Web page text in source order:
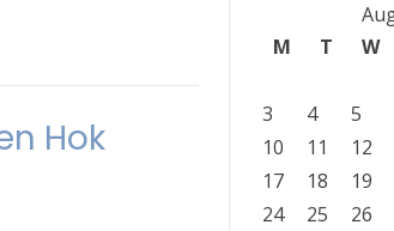
Hok
M
T W
3
4 5
10
11 12
17
18 19
24
25 26